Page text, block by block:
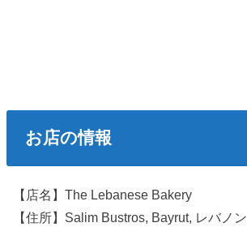
お店の情報
【店名】The Lebanese Bakery
【住所】Salim Bustros, Bayrut, レバノン